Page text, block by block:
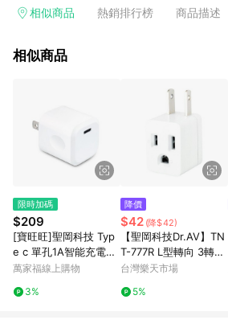
Smart mobile、神腦生活、JS巨盛、樂天
台灣樂天市場，並在同一瀏覽器於24小時內結
市場 45 天內完成訂單出貨及結帳，則不符合贈點
使用APP、或中途瀏覽比價網、回饋網、
由網頁版(電腦版/手機版網頁)切換為App都將
無法進行 LINE POINTS 回饋。 (5) LINE 購物為購物資訊整合性
平台，商品資料更新會有時間差，如顯示之商
位、贈品與台灣樂天市場銷售網頁不符，以銷
(6) 導購訂單已逾 365 天，根據台灣樂天回饋
點數回饋或點數回饋有爭議，台灣樂天市場保
追訴之權利，活動詳情以樂天市場網站公告為
相似商品 熱銷排行榜 商品描述
相似商品
限時加碼
$209
[寶旺旺]聖岡科技 Typ
e c 單孔1A智能充電器
USB-512C
萬家福線上購物
3%
降價
$42 (降$42)
【聖岡科技Dr.AV】TN
T-777R L型轉向 3轉2
插頭 吊卡裝(新安規 防
頭)
台灣樂天市場
5%